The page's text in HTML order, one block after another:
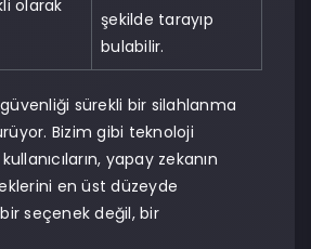
olarak
şekilde tarayıp
bulabilir.
sürekli bir silahlanma
Bizim gibi teknoloji
yapay zekanın
en üst düzeyde
seçenek değil, bir